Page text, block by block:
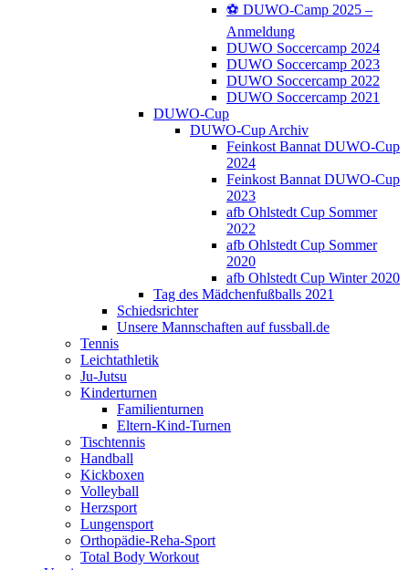
⚽️ DUWO-Camp 2025 –
Anmeldung
DUWO Soccercamp 2024
DUWO Soccercamp 2023
DUWO Soccercamp 2022
DUWO Soccercamp 2021
DUWO-Cup
DUWO-Cup Archiv
Feinkost Bannat DUWO-Cup
2024
Feinkost Bannat DUWO-Cup
2023
afb Ohlstedt Cup Sommer
2022
afb Ohlstedt Cup Sommer
2020
afb Ohlstedt Cup Winter 2020
Tag des Mädchenfußballs 2021
Schiedsrichter
Unsere Mannschaften auf fussball.de
Tennis
Leichtathletik
Ju-Jutsu
Kinderturnen
Familienturnen
Eltern-Kind-Turnen
Tischtennis
Handball
Kickboxen
Volleyball
Herzsport
Lungensport
Orthopädie-Reha-Sport
Total Body Workout